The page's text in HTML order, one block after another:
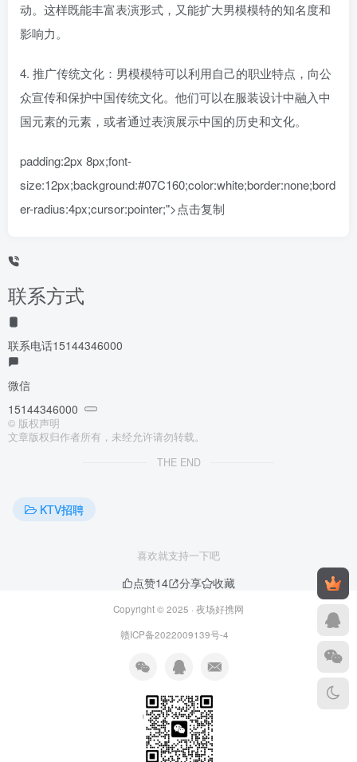
动。这样既能丰富表演形式，又能扩大男模模特的知名度和
影响力。
4. 推广传统文化：男模模特可以利用自己的职业特点，向公
众宣传和保护中国传统文化。他们可以在服装设计中融入中
国元素的元素，或者通过表演展示中国的历史和文化。
padding:2px 8px;font-
size:12px;background:#07C160;color:white;border:none;bord
er-radius:4px;cursor:pointer;">点击复制
联系方式
联系电话15144346000
微信
15144346000
© 版权声明
文章版权归作者所有，未经允许请勿转载。
THE END
KTV招聘
喜欢就支持一下吧
点赞14 分享 收藏
Copyright © 2025 · 夜场好携网
赣ICP备2022009139号-4